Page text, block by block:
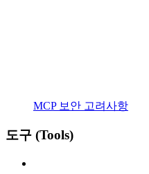
MCP 보안 고려사항
도구 (Tools)